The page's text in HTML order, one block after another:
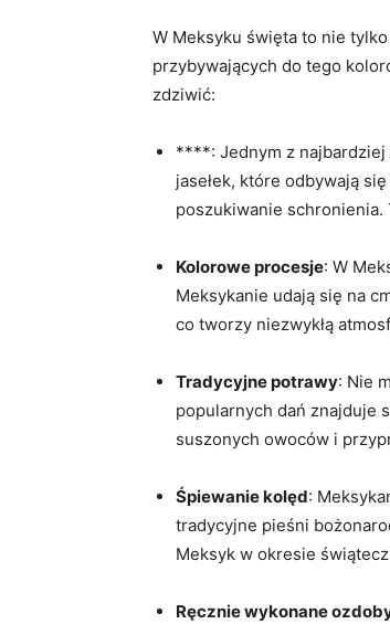
W Meksyku święta to nie
przybywających do tego
zdziwić:
****: Jednym z najbardziej
jasełek, które odbywają
poszukiwanie
Kolorowe procesje: W
Meksykanie udają się na
co tworzy niezwykłą
Tradycyjne potrawy: Nie
popularnych dań znajduje
suszonych owoców i
Śpiewanie kolęd:
tradycyjne pieśni
Meksyk w okresie
Ręcznie wykonane